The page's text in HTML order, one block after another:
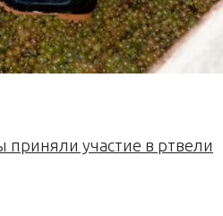
приняли участие в ртвели